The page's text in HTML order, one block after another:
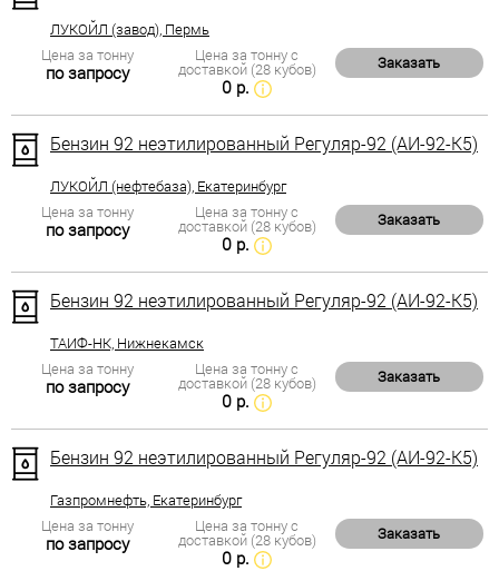
ЛУКОЙЛ (завод), Пермь
Цена за тонну
по запросу
Цена за тонну с
доставкой (28 кубов)
0 р.
Заказать
Бензин 92 неэтилированный Регуляр-92 (АИ-92-К5)
ЛУКОЙЛ (нефтебаза), Екатеринбург
Цена за тонну
по запросу
Цена за тонну с
доставкой (28 кубов)
0 р.
Заказать
Бензин 92 неэтилированный Регуляр-92 (АИ-92-К5)
ТАИФ-НК, Нижнекамск
Цена за тонну
по запросу
Цена за тонну с
доставкой (28 кубов)
0 р.
Заказать
Бензин 92 неэтилированный Регуляр-92 (АИ-92-К5)
Газпромнефть, Екатеринбург
Цена за тонну
по запросу
Цена за тонну с
доставкой (28 кубов)
0 р.
Заказать